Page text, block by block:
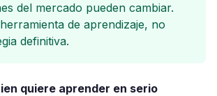
del mercado pueden cambiar.
de aprendizaje, no
definitiva.
quiere aprender en serio